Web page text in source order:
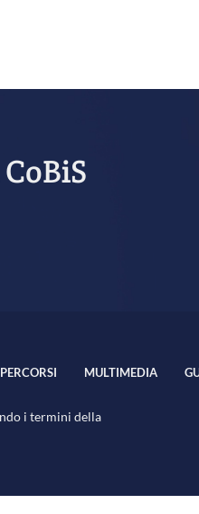
PERCORSI MULTIMEDIA
i termini della